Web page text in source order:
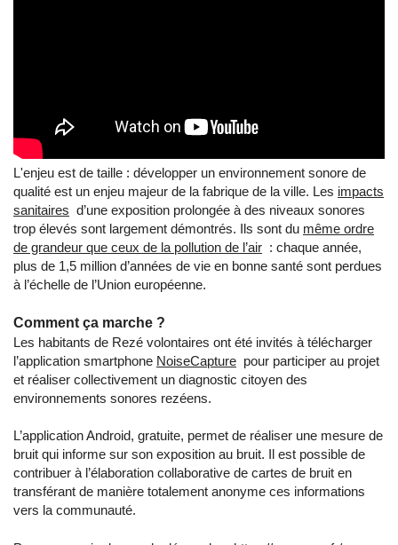
L'enjeu est de taille : développer un environnement sonore de
qualité est un enjeu majeur de la fabrique de la ville. Les impacts
sanitaires d’une exposition prolongée à des niveaux sonores
trop élevés sont largement démontrés. Ils sont du même ordre
de grandeur que ceux de la pollution de l’air : chaque année,
plus de 1,5 million d’années de vie en bonne santé sont perdues
à l’échelle de l’Union européenne.
Comment ça marche ?
Les habitants de Rezé volontaires ont été invités à télécharger
l’application smartphone NoiseCapture pour participer au projet
et réaliser collectivement un diagnostic citoyen des
environnements sonores rezéens.
L’application Android, gratuite, permet de réaliser une mesure de
bruit qui informe sur son exposition au bruit. Il est possible de
contribuer à l’élaboration collaborative de cartes de bruit en
transférant de manière totalement anonyme ces informations
vers la communauté.